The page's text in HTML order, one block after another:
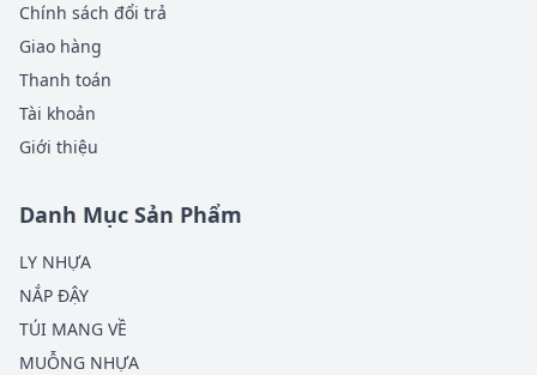
Chính sách đổi trả
Giao hàng
Thanh toán
Tài khoản
Giới thiệu
Danh Mục Sản Phẩm
LY NHỰA
NẮP ĐẬY
TÚI MANG VỀ
MUỖNG NHỰA